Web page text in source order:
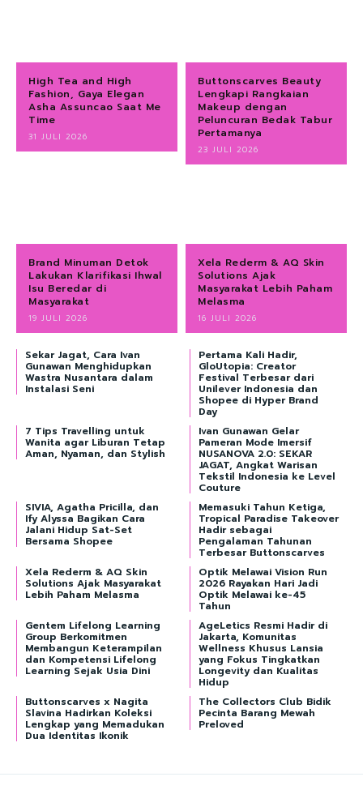
High Tea and High
Fashion, Gaya Elegan
Asha Assuncao Saat Me
Time
31 JULI 2026
Buttonscarves Beauty
Lengkapi Rangkaian
Makeup dengan
Peluncuran Bedak Tabur
Pertamanya
23 JULI 2026
Brand Minuman Detok
Lakukan Klarifikasi Ihwal
Isu Beredar di
Masyarakat
19 JULI 2026
Xela Rederm & AQ Skin
Solutions Ajak
Masyarakat Lebih Paham
Melasma
16 JULI 2026
Sekar Jagat, Cara Ivan
Gunawan Menghidupkan
Wastra Nusantara dalam
Instalasi Seni
Pertama Kali Hadir,
GloUtopia: Creator
Festival Terbesar dari
Unilever Indonesia dan
Shopee di Hyper Brand
Day
7 Tips Travelling untuk
Wanita agar Liburan Tetap
Aman, Nyaman, dan Stylish
Ivan Gunawan Gelar
Pameran Mode Imersif
NUSANOVA 2.0: SEKAR
JAGAT, Angkat Warisan
Tekstil Indonesia ke Level
Couture
SIVIA, Agatha Pricilla, dan
Ify Alyssa Bagikan Cara
Jalani Hidup Sat-Set
Bersama Shopee
Memasuki Tahun Ketiga,
Tropical Paradise Takeover
Hadir sebagai
Pengalaman Tahunan
Terbesar Buttonscarves
Xela Rederm & AQ Skin
Solutions Ajak Masyarakat
Lebih Paham Melasma
Optik Melawai Vision Run
2026 Rayakan Hari Jadi
Optik Melawai ke-45
Tahun
Gentem Lifelong Learning
Group Berkomitmen
Membangun Keterampilan
dan Kompetensi Lifelong
Learning Sejak Usia Dini
AgeLetics Resmi Hadir di
Jakarta, Komunitas
Wellness Khusus Lansia
yang Fokus Tingkatkan
Longevity dan Kualitas
Hidup
Buttonscarves x Nagita
Slavina Hadirkan Koleksi
Lengkap yang Memadukan
Dua Identitas Ikonik
The Collectors Club Bidik
Pecinta Barang Mewah
Preloved